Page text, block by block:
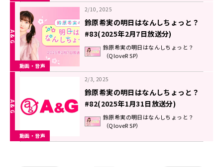
動画・音声
2/10, 2025
鈴原希実の明日はなんしちょっと？
#83(2025年2月7日放送分)
鈴原希実の明日はなんしちょっと？
（QloveR SP）
動画・音声
2/3, 2025
鈴原希実の明日はなんしちょっと？
#82(2025年1月31日放送分)
鈴原希実の明日はなんしちょっと？
（QloveR SP）